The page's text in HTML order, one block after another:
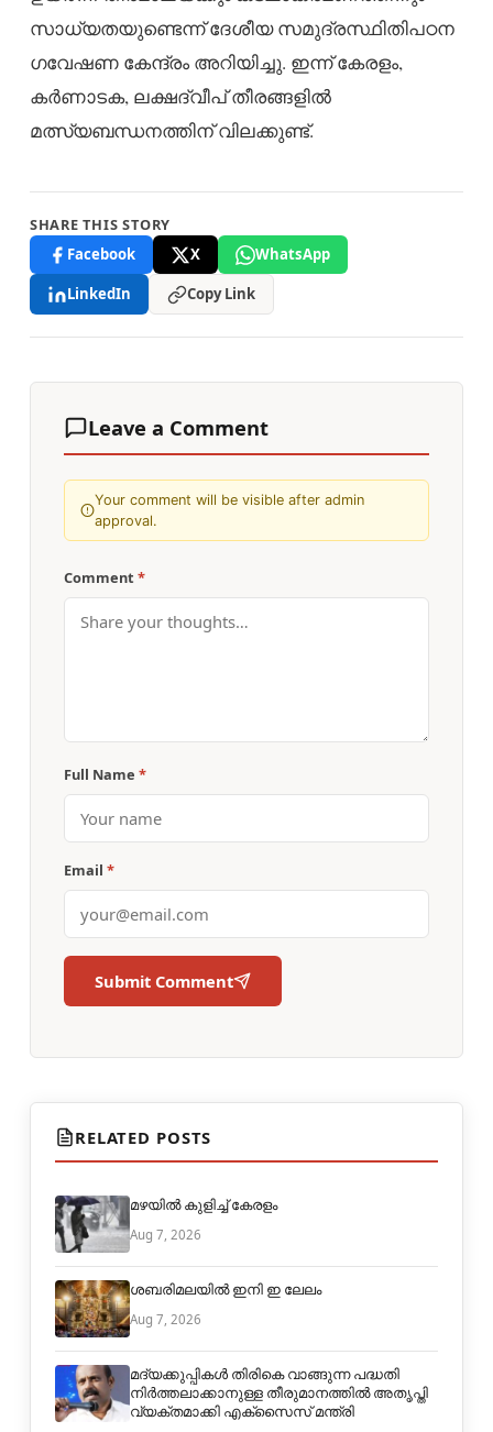
സാധ്യതയുണ്ടെന്ന് ദേശീയ സമുദ്രസ്ഥിതിപഠന
ഗവേഷണ കേന്ദ്രം അറിയിച്ചു. ഇന്ന് കേരളം,
കർണാടക, ലക്ഷദ്വീപ് തീരങ്ങളിൽ
മത്സ്യബന്ധനത്തിന് വിലക്കുണ്ട്.
SHARE THIS STORY
Facebook
X
WhatsApp
LinkedIn
Copy Link
Leave a Comment
Your comment will be visible after admin
approval.
Comment *
Full Name *
Email *
Submit Comment
RELATED POSTS
മഴയിൽ കുളിച്ച് കേരളം
Aug 7, 2026
ശബരിമലയിൽ ഇനി ഇ ലേലം
Aug 7, 2026
മദ്യക്കുപ്പികള്‍ തിരികെ വാങ്ങുന്ന പദ്ധതി
നിര്‍ത്തലാക്കാനുള്ള തീരുമാനത്തില്‍ അതൃപ്തി
വ്യക്തമാക്കി എക്‌സൈസ് മന്ത്രി